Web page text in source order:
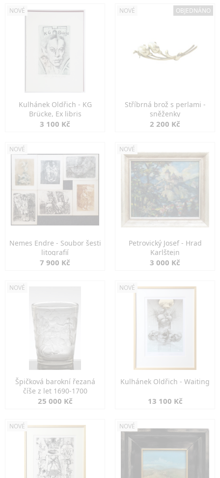
NOVÉ
Kulhánek Oldřich - KG
Brücke, Ex libris
3 100 Kč
NOVÉ OBJEDNÁNO
Stříbrná brož s perlami -
sněženky
2 200 Kč
NOVÉ
Nemes Endre - Soubor šesti
litografií
7 900 Kč
NOVÉ
Petrovický Josef - Hrad
Karlštejn
3 000 Kč
NOVÉ
Špičková barokní řezaná
číše z let 1690-1700
25 000 Kč
NOVÉ
Kulhánek Oldřich - Waiting
13 100 Kč
NOVÉ NOVÉ